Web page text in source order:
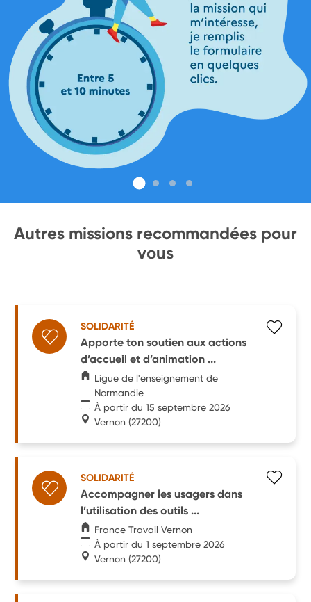
Autres missions recommandées pour
vous
SOLIDARITÉ
Apporte ton soutien aux actions
d’accueil et d’animation ...
Ligue de l'enseignement de
Normandie
À partir du 15 septembre 2026
Vernon (27200)
SOLIDARITÉ
Accompagner les usagers dans
l’utilisation des outils ...
France Travail Vernon
À partir du 1 septembre 2026
Vernon (27200)